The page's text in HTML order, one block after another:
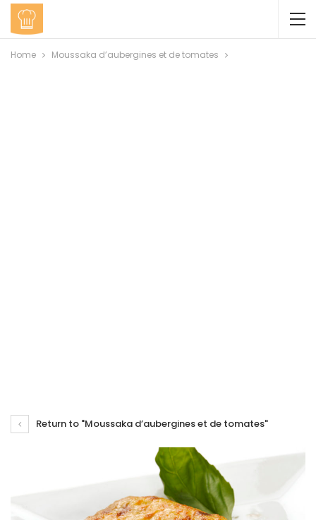
Home Moussaka d’aubergines et de tomates
Return to "Moussaka d’aubergines et de tomates"